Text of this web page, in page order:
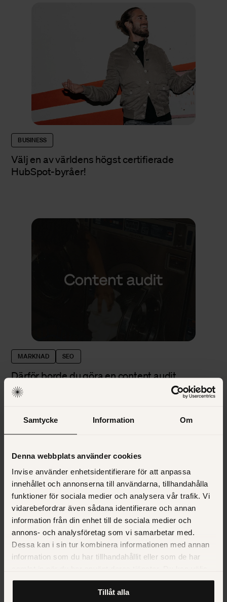
Samtycke Information Om
Denna webbplats använder cookies
Invise använder enhetsidentifierare för att anpassa
innehållet och annonserna till användarna, tillhandahålla
funktioner för sociala medier och analysera vår trafik. Vi
vidarebefordrar även sådana identifierare och annan
information från din enhet till de sociala medier och
annons- och analysföretag som vi samarbetar med.
Dessa kan i sin tur kombinera informationen med annan
information som du har tillhandahållit eller som de har
att klicka på “information” för att välja och justera vilka
cookies som ska sättas. Läs vår
Tillåt alla
BUSINESS
Välj en av världens högst certifierade
HubSpot-byråer!
MARKNAD SEO
Därför borde du göra en content audit
BUSINESS
Krönika: Vi vill inte höra mer om bromsande
åtgärder, vi vill höra vad som är lösningen på